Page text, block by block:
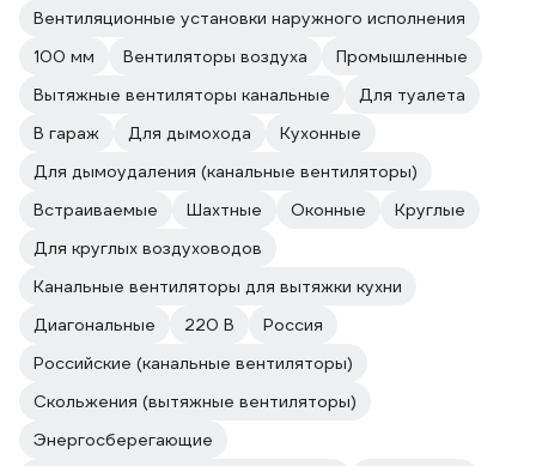
Вентиляционные установки наружного исполнения
100 мм
Вентиляторы воздуха
Промышленные
Вытяжные вентиляторы канальные
Для туалета
В гараж
Для дымохода
Кухонные
Для дымоудаления (канальные вентиляторы)
Встраиваемые
Шахтные Оконные
Круглые
Для круглых воздуховодов
Канальные вентиляторы для вытяжки кухни
Диагональные
220 В
Россия
Российские (канальные вентиляторы)
Скольжения (вытяжные вентиляторы)
Энергосберегающие